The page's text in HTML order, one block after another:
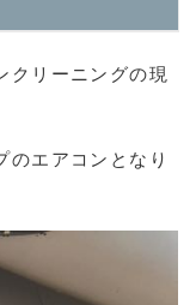
クリーニングの現
のエアコンとなり